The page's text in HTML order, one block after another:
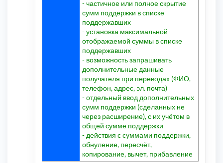
- частичное или полное скрытие
сумм поддержки в списке
поддержавших
- установка максимальной
отображаемой суммы в списке
поддержавших
- возможность запрашивать
дополнительные данные
получателя при переводах (ФИО,
телефон, адрес, эл. почта)
- отдельный ввод дополнительных
сумм поддержки (сделанных не
через расширение), с их учётом в
общей сумме поддержки
- действия с суммами поддержки,
обнуление, пересчёт,
копирование, вычет, прибавление